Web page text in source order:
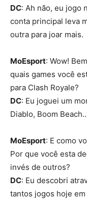
DC: Ah não, eu jogo
conta principal leva
outra para joar mais.
MoEsport: Wow!
quais games você
para Clash Royale?
DC: Eu joguei um
Diablo, Boom
MoEsport: E como
Por que você esta
invés de outros?
DC: Eu descobri
tantos jogos hoje